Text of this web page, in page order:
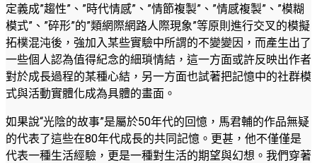
定義成”趨性”、”時代情感”、”情節複製”、”情感複製”、”模糊
模式”、”碎形”的”類網際網路人際現象”等原則進行交叉的模擬
拓樸混沌後，強加入某些實驗中所謂的不變變因，而產生出了
一些個人認為值得紀念的細瑣情結，這一方面或許反映出作者
對於成長過程的某種心結，另一方面也試著把記憶中的社群模
式與活動實體化成為具體的畫面。
如果說“光陰的故事”是屬於50年代的回憶，馬君輔的作品無疑
的代表了這些在80年代成長的共同記憶。更甚，他不僅僅是
代表一種生活經驗，更是一種對生活的期望與幻想。我們穿著